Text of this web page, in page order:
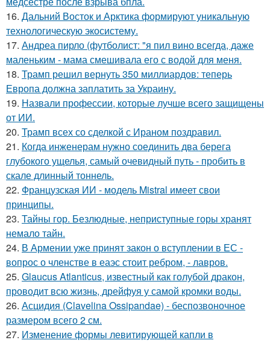
16. Дальний Восток и Арктика формируют уникальную
технологическую экосистему.
17. Андреа пирло (футболист: "я пил вино всегда, даже
маленьким - мама смешивала его с водой для меня.
18. Трамп решил вернуть 350 миллиардов: теперь
Европа должна заплатить за Украину.
19. Назвали профессии, которые лучше всего защищены
от ИИ.
20. Трамп всех со сделкой с Ираном поздравил.
21. Когда инженерам нужно соединить два берега
глубокого ущелья, самый очевидный путь - пробить в
скале длинный тоннель.
22. Французская ИИ - модель Mistral имеет свои
принципы.
23. Тайны гор. Безлюдные, неприступные горы хранят
немало тайн.
24. В Армении уже принят закон о вступлении в ЕС -
вопрос о членстве в еаэс стоит ребром, - лавров.
25. Glaucus Atlanticus, известный как голубой дракон,
проводит всю жизнь, дрейфуя у самой кромки воды.
26. Асцидия (Clavelina Ossipandae) - беспозвоночное
размером всего 2 см.
27. Изменение формы левитирующей капли в